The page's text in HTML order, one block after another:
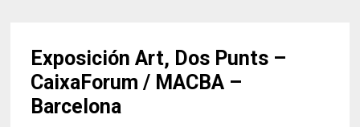
Exposición Art, Dos Punts –
CaixaForum / MACBA –
Barcelona